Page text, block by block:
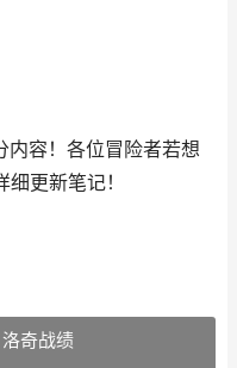
内容！各位冒险者若想
更新笔记！
奇战绩